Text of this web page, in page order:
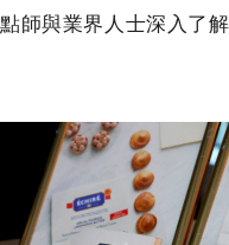
點師與業界人士深入了